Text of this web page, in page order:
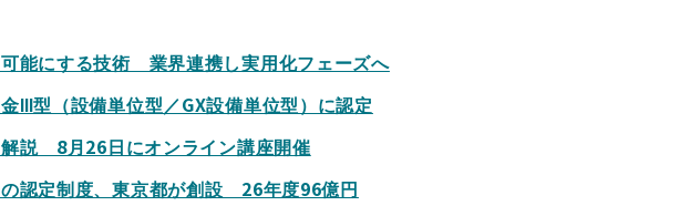
能にする技術 業界連携し実用化フェーズへ
Ⅲ型（設備単位型／GX設備単位型）に認定
説 8月26日にオンライン講座開催
認定制度、東京都が創設 26年度96億円